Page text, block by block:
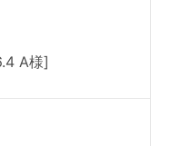
A様]